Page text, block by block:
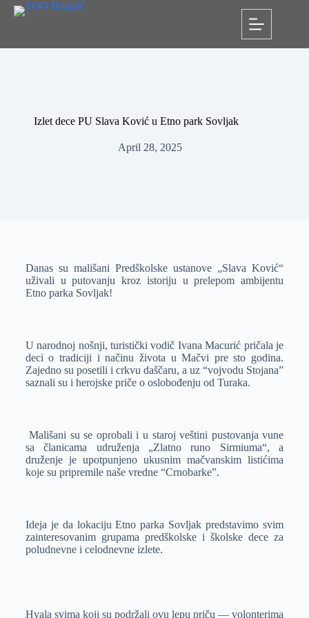
Izlet dece PU Slava Ković u Etno park Sovljak
April 28, 2025
Danas su mališani Predškolske ustanove „Slava Ković“
uživali u putovanju kroz istoriju u prelepom ambijentu
Etno parka Sovljak!
U narodnoj nošnji, turistički vodič Ivana Macurić pričala je
deci o tradiciji i načinu života u Mačvi pre sto godina.
Zajedno su posetili i crkvu daščaru, a uz “vojvodu Stojana”
saznali su i herojske priče o oslobođenju od Turaka.
Mališani su se oprobali i u staroj veštini pustovanja vune
sa članicama udruženja „Zlatno runo Sirmiuma“, a
druženje je upotpunjeno ukusnim mačvanskim listićima
koje su pripremile naše vredne “Crnobarke”.
Ideja je da lokaciju Etno parka Sovljak predstavimo svim
zainteresovanim grupama predškolske i školske dece za
poludnevne i celodnevne izlete.
Hvala svima koji su podržali ovu lepu priču — volonterima